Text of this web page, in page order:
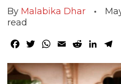
By Malabika Dhar
read
Facebook
TwitterWhatsApp
Email Reddit